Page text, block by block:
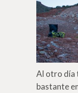
Al otro día
bastante